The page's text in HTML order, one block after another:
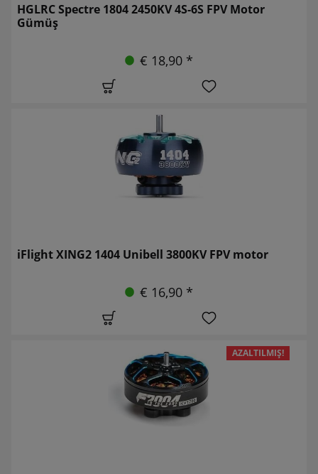
HGLRC Spectre 1804 2450KV 4S-6S FPV Motor
Gümüş
€ 18,90 *
iFlight XING2 1404 Unibell 3800KV FPV motor
€ 16,90 *
AZALTILMIŞ!